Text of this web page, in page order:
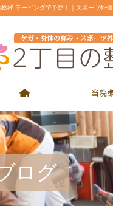
捻挫 テーピングで予防！｜スポーツ外
ログ